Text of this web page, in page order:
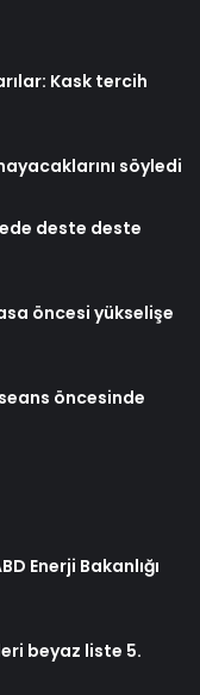
Kask tercih
söyledi
deste deste
öncesi yükselişe
öncesinde
Enerji Bakanlığı
beyaz liste 5.